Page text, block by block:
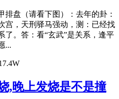
排盘（请看下图）：去年的卦：
宫，天刑驿马强动，测：已经找
了。答：看“玄武”是关系，逢平
...
,晚上发烧是不是撞